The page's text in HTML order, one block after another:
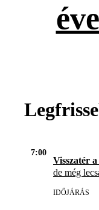
7:00
Visszatér
de még
IDŐJÁRÁS